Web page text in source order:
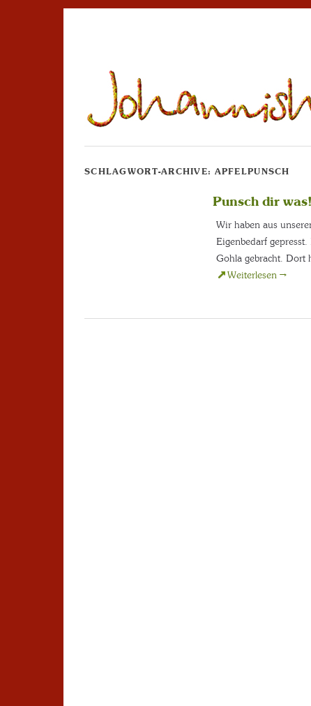
SCHLAGWORT-ARCHIVE: APFELPUNSCH
Punsch dir
Wir haben aus
Eigenbedarf
Gohla gebracht. Dort
Weiterlesen →